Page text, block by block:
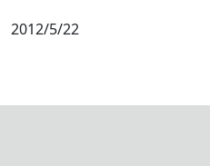
2012/5/22